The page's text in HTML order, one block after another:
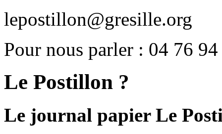
lepostillon@gresille.org
Pour nous parler : 04 76
Le Postillon ?
Le journal papier Le